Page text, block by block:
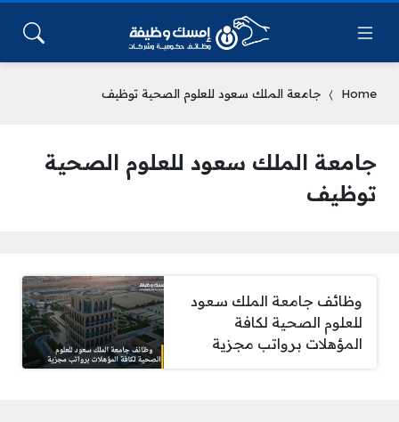
Home جامعة الملك سعود للعلوم الصحية توظيف
جامعة الملك سعود للعلوم الصحية
توظيف
وظائف جامعة الملك سعود
للعلوم الصحية لكافة
المؤهلات برواتب مجزية